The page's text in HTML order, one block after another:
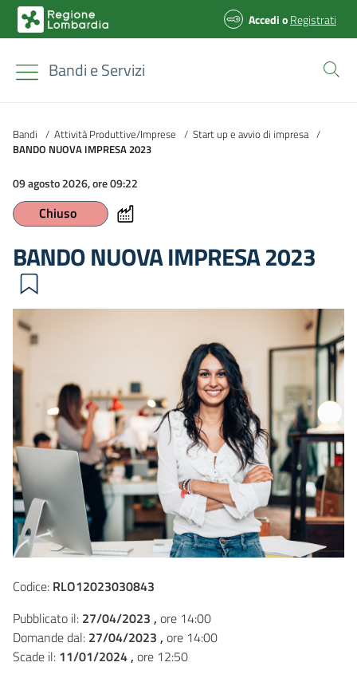
AccedioRegistrati
Bandi e Servizi
Bandi / Attività Produttive/Imprese / Start up e avvio di impresa /
BANDO NUOVA IMPRESA 2023
09 agosto 2026, ore 09:22
Chiuso
BANDO NUOVA IMPRESA 2023
Codice: RLO12023030843
Pubblicato il: 27/04/2023 , ore 14:00
Domande dal: 27/04/2023 , ore 14:00
Scade il: 11/01/2024 , ore 12:50